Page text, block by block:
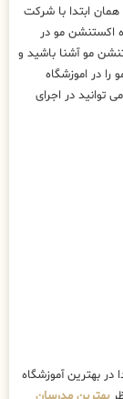
مو هستید
را امتحان کنید.
سابقه طولانی، با